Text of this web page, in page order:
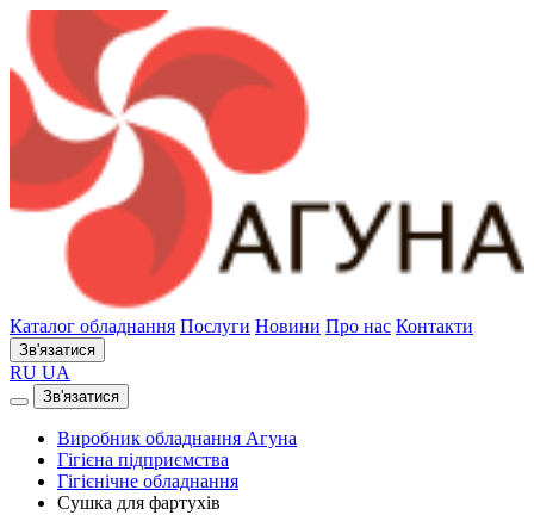
Каталог обладнання Послуги Новини Про нас Контакти
Зв'язатися
RU UA
Зв'язатися
Виробник обладнання Агуна
Гігієна підприємства
Гігієнічне обладнання
Сушка для фартухів